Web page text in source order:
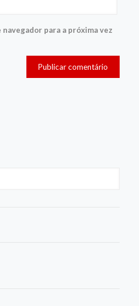
para a próxima vez